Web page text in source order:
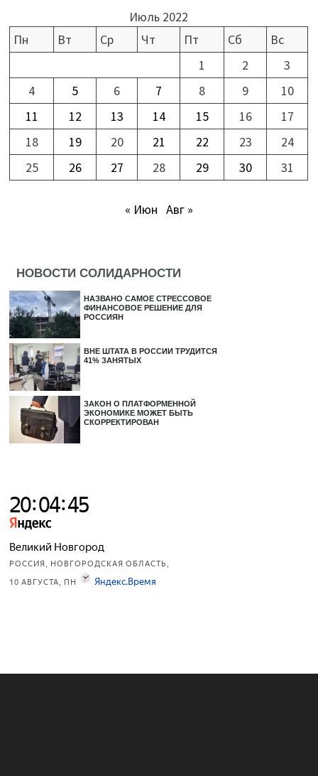
Июль 2022
Пн
Вт Ср Чт Пт Сб
Вс
1
2
3
4
5 6 7 8 9
10
11
12 13 14 15 16
17
18
19 20 21 22 23
24
25
26 27 28 29 30 31
« Июн Авг »
НОВОСТИ СОЛИДАРНОСТИ
НАЗВАНО САМОЕ СТРЕССОВОЕ
ФИНАНСОВОЕ РЕШЕНИЕ ДЛЯ
РОССИЯН
ВНЕ ШТАТА В РОССИИ ТРУДИТСЯ
41% ЗАНЯТЫХ
ЗАКОН О ПЛАТФОРМЕННОЙ
ЭКОНОМИКЕ МОЖЕТ БЫТЬ
СКОРРЕКТИРОВАН